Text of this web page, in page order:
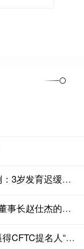
人人牛配资 重庆艾米熊儿童康复中心真实案例：3岁发育迟缓女孩的训练蜕变
镕盛配资 时光为酿 仁心为魂 ——记黔醉酒业董事长赵仕杰的酱香人生
亚博速融 币圈对美国监管影响力这么大了，逼得CFTC提名人“公开抱怨”